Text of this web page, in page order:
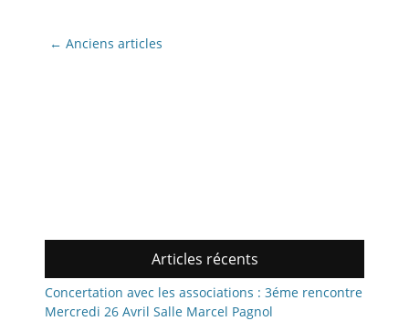
Navigation
← Anciens articles
Articles récents
Concertation avec les associations : 3éme rencontre
Mercredi 26 Avril Salle Marcel Pagnol